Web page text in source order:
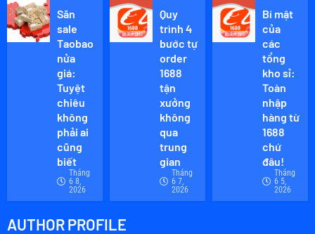
Săn
sale
Taobao
nửa
giá:
Tuyệt
chiêu
không
phải ai
cũng
biết
Tháng
6 8,
2026
Quy
trình 4
bước tự
order
1688
tận
xưởng
không
qua
trung
gian
Tháng
6 7,
2026
Bí mật
của
các
tổng
kho sỉ:
Toàn
nhập
hàng từ
1688
chứ
đâu!
Tháng
6 5,
2026
AUTHOR PROFILE